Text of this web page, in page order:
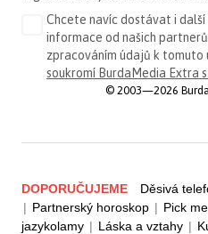
Chcete navíc dostávat i
informace od našich
zpracováním údajů k tomuto
soukromí BurdaMedia Extra
© 2003—2026
DOPORUČUJEME Děsivá
| Partnerský horoskop | Pick
jazykolamy | Láska a vztahy |